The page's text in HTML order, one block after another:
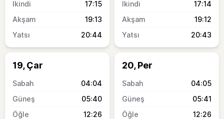
17:15
19:13
20:44
17:14
19:12
20:43
19, Çar
04:04
05:40
12:26
20, Per
04:05
05:41
12:26